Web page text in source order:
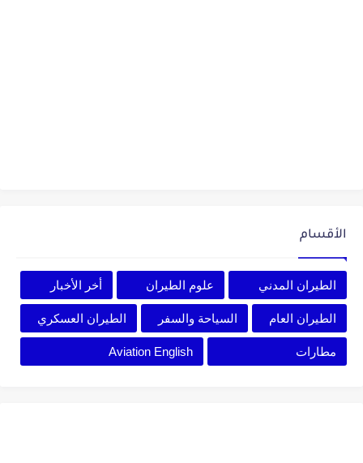
الأقسام
الطيران المدني علوم الطيران أخر الأخبار
الطيران العام السياحة والسفر الطيران العسكري
مطارات Aviation English